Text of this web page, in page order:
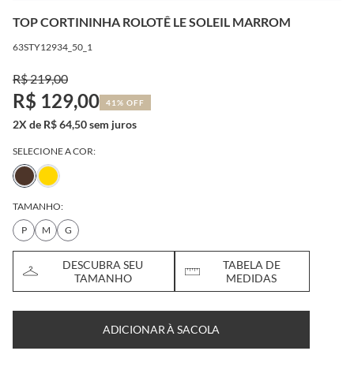
TOP CORTININHA ROLOTÊ LE SOLEIL MARROM
63STY12934_50_1
R$ 219,00
R$ 129,00 41% OFF
2X de R$ 64,50 sem juros
SELECIONE A COR:
TAMANHO:
P
M G
DESCUBRA SEU
TAMANHO
TABELA DE
MEDIDAS
ADICIONAR À SACOLA